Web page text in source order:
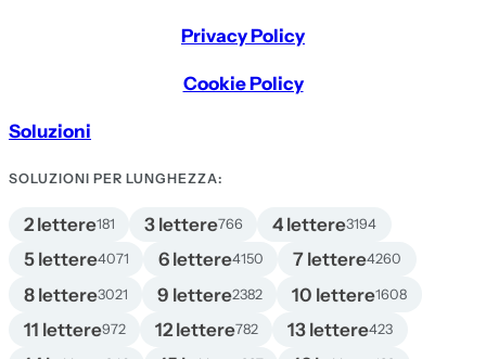
Privacy Policy
Cookie Policy
Soluzioni
SOLUZIONI PER LUNGHEZZA:
2 lettere181 3 lettere766 4 lettere3194
5 lettere4071 6 lettere4150 7 lettere4260
8 lettere3021 9 lettere2382 10 lettere1608
11 lettere972 12 lettere782 13 lettere423